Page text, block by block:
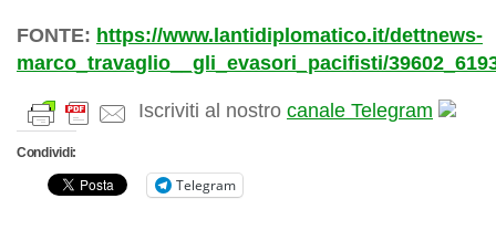
FONTE: https://www.lantidiplomatico.it/dettnews-
marco_travaglio__gli_evasori_pacifisti/
Iscriviti al nostro canale Telegram
Condividi:
Telegram